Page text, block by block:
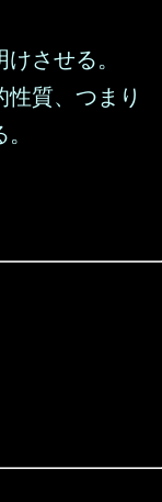
させる。
質、つまり